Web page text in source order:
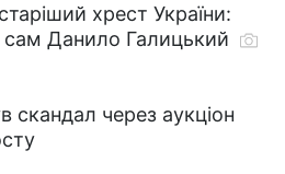
хрест України:
сам Данило Галицький
скандал через аукціон